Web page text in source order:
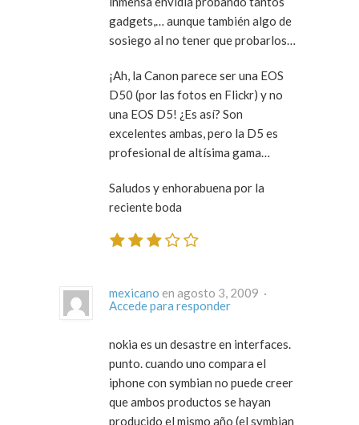
gadgets,… aunque también algo de
sosiego al no tener que probarlos…
¡Ah, la Canon parece ser una EOS
D50 (por las fotos en Flickr) y no
una EOS D5! ¿Es así? Son
excelentes ambas, pero la D5 es
profesional de altísima gama…
Saludos y enhorabuena por la
reciente boda
mexicano
en agosto 3, 2009 ·
Accede para responder
nokia es un desastre en interfaces.
punto. cuando uno compara el
iphone con symbian no puede creer
que ambos productos se hayan
producido el mismo año (el symbian